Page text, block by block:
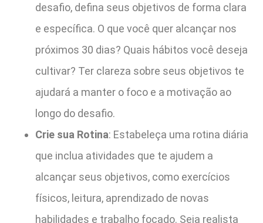
desafio, defina seus objetivos de forma clara
e específica. O que você quer alcançar nos
próximos 30 dias? Quais hábitos você deseja
cultivar? Ter clareza sobre seus objetivos te
ajudará a manter o foco e a motivação ao
longo do desafio.
Crie sua Rotina: Estabeleça uma rotina diária
que inclua atividades que te ajudem a
alcançar seus objetivos, como exercícios
físicos, leitura, aprendizado de novas
habilidades e trabalho focado. Seja realista